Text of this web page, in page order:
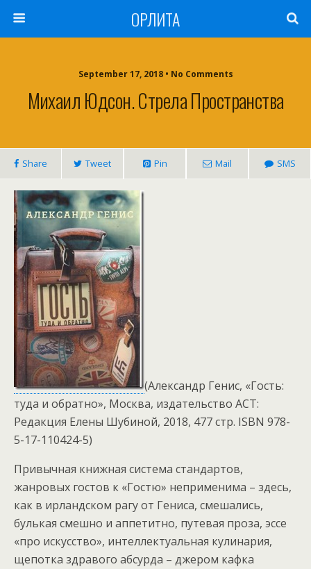
ОРЛИТА
September 17, 2018 • No Comments
Михаил Юдсон. Стрела Пространства
Share Tweet Pin Mail SMS
(Александр Генис, «Гость:
туда и обратно», Москва, издательство АСТ:
Редакция Елены Шубиной, 2018, 477 стр. ISBN 978-
5-17-110424-5)
Привычная книжная система стандартов,
жанровых гостов к «Гостю» неприменима – здесь,
как в ирландском рагу от Гениса, смешались,
булькая смешно и аппетитно, путевая проза, эссе
«про искусство», интеллектуальная кулинария,
щепотка здравого абсурда – джером кафка